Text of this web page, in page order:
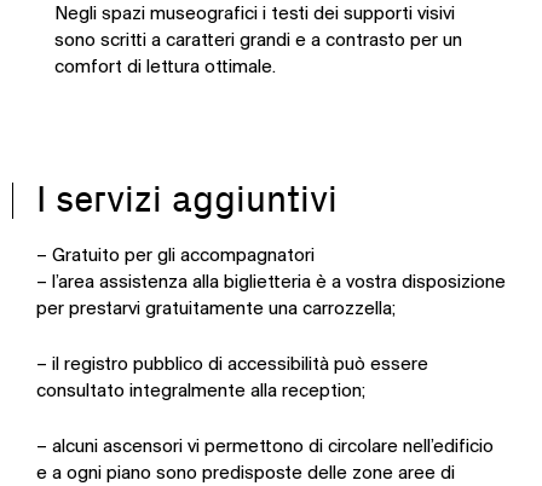
Negli spazi museografici i testi dei supporti visivi
sono scritti a caratteri grandi e a contrasto per un
comfort di lettura ottimale.
I servizi aggiuntivi
– Gratuito per gli accompagnatori
– l’area assistenza alla biglietteria è a vostra disposizione
per prestarvi gratuitamente una carrozzella;
– il registro pubblico di accessibilità può essere
consultato integralmente alla reception;
– alcuni ascensori vi permettono di circolare nell’edificio
e a ogni piano sono predisposte delle zone aree di